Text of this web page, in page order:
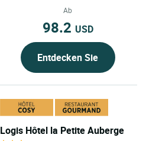
Ab
98.2 USD
Entdecken Sie
Logis Hôtel la Petite Auberge